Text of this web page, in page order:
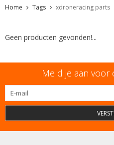
Home Tags xdroneracing parts
Geen producten gevonden!...
Meld je aan voor